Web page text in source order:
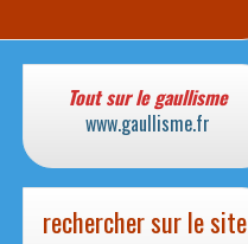
Tout sur le gaullisme
www.gaullisme.fr
rechercher sur le site